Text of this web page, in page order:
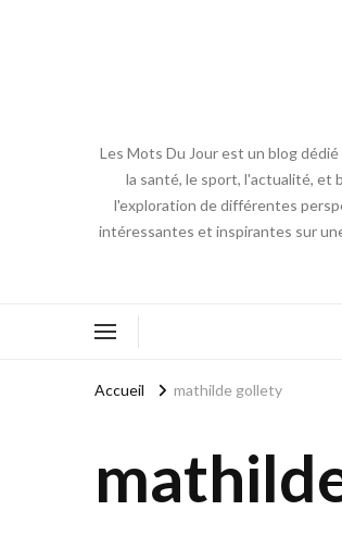
Les Mots Du Jour est un blog
la santé, le sport, l'actualité, et
l'exploration de différentes
intéressantes et inspirantes sur
Accueil mathilde gollety